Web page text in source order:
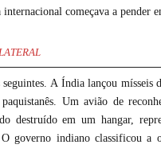
começava a pender
A Índia lançou mísseis
Um avião de
destruído em um hangar,
governo indiano classificou a